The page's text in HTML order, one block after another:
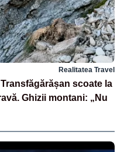
Realitatea Travel
scoate la
Ghizii montani: „Nu